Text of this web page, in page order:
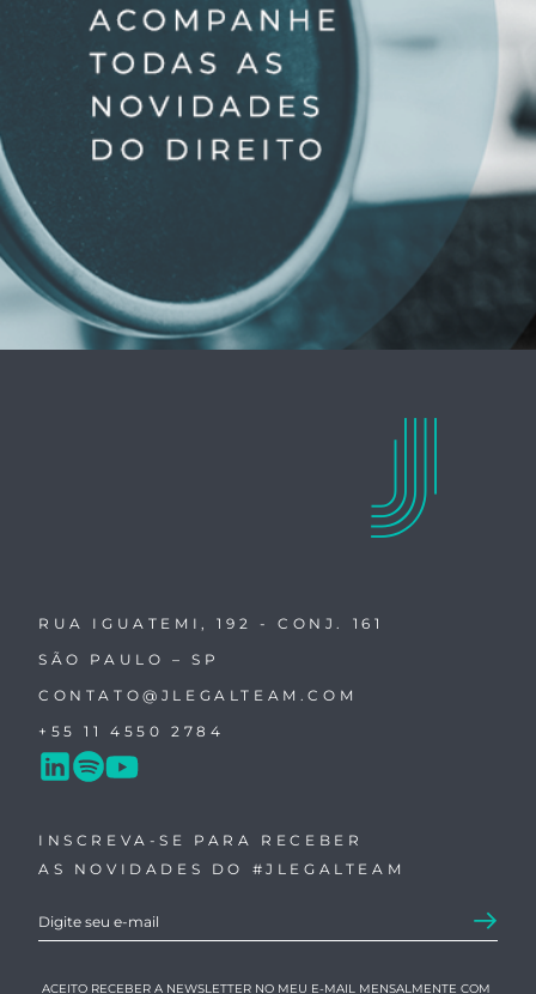
RUA IGUATEMI, 192 - CONJ. 161
SÃO PAULO – SP
CONTATO@JLEGALTEAM.COM
+55 11 4550 2784
INSCREVA-SE PARA RECEBER
AS NOVIDADES DO #JLEGALTEAM
ACEITO RECEBER A NEWSLETTER NO MEU E-MAIL MENSALMENTE COM